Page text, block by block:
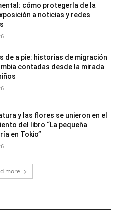
cómo protegerla de la
a noticias y redes
de a pie: historias de migración
contadas desde la mirada
y las flores se unieron en el
del libro “La pequeña
en Tokio”
more